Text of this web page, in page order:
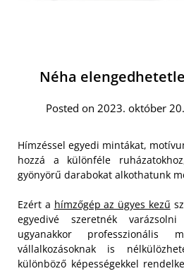
Néha
Posted on 2023. október
Hímzéssel egyedi mintákat,
hozzá a különféle
gyönyörű darabokat alkothatunk
Ezért a hímzőgép az ügyes kezű
egyedivé szeretnék
ugyanakkor professzionális
vállalkozásoknak is
különböző képességekkel